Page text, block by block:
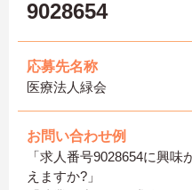
9028654
応募先名称
医療法人緑会
お問い合わせ例
「求人番号9028654に興
えますか?」